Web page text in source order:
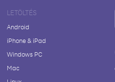
LETÖLTÉS
Android
iPhone & iPad
Windows PC
Mac